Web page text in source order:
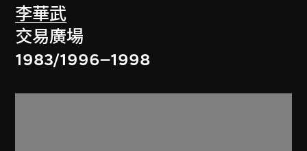
李華武
交易廣場
1983/1996–1998